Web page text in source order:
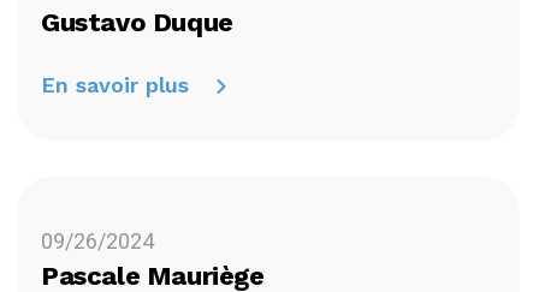
Gustavo Duque
En savoir plus
09/26/2024
Pascale Mauriège